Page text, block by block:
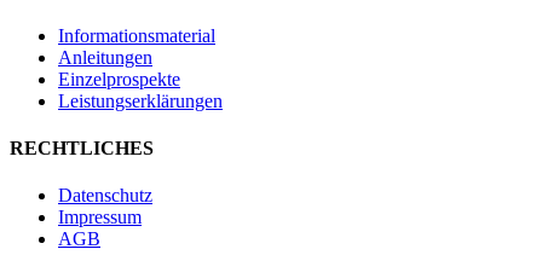
Informationsmaterial
Anleitungen
Einzelprospekte
Leistungserklärungen
RECHTLICHES
Datenschutz
Impressum
AGB